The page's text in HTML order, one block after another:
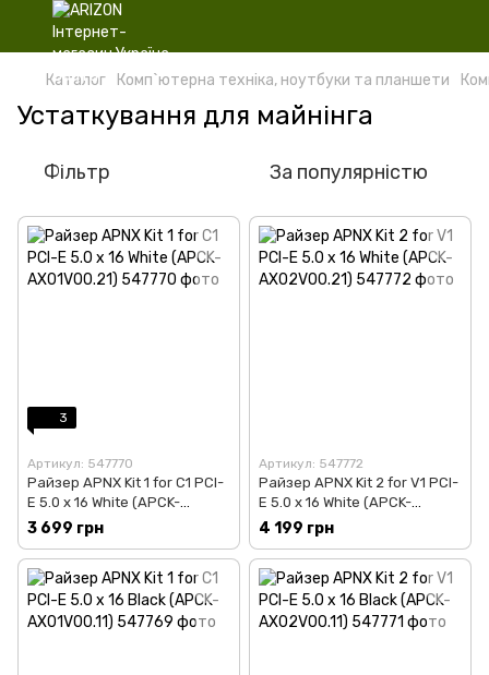
Каталог Комп`ютерна техніка, ноутбуки та планшети
Устаткування для майнінга
Фільтр За популярністю
3
Артикул: 547770
Райзер APNX Kit 1 for C1 PCI-
E 5.0 x 16 White (APCK-
AX01V00.21)
3 699 грн
Артикул: 547772
Райзер APNX Kit 2 for V1 PCI-
E 5.0 x 16 White (APCK-
AX02V00.21)
4 199 грн